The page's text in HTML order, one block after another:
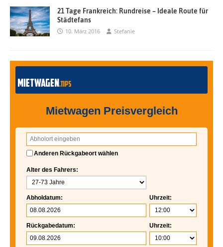
21 Tage Frankreich: Rundreise – Ideale Route für
Städtefans
10. März 2016 Stefanie
Mietwagen Preisvergleich
Anderen Rückgabeort wählen
Alter des Fahrers:
Abholdatum:
Rückgabedatum:
Uhrzeit:
Uhrzeit: